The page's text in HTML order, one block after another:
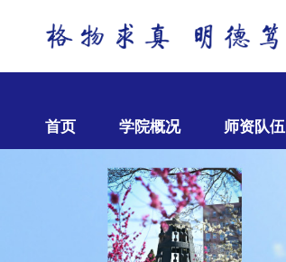
首页 学院概况 师资队伍